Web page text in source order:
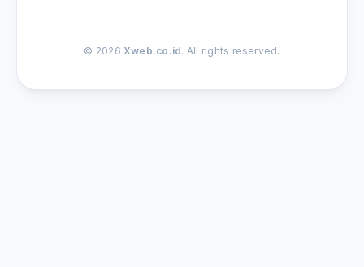
© 2026 Xweb.co.id. All rights reserved.